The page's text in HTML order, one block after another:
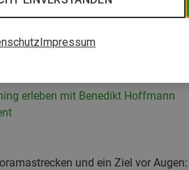
Impressum
erleben mit Benedikt Hoffmann
und ein Ziel vor